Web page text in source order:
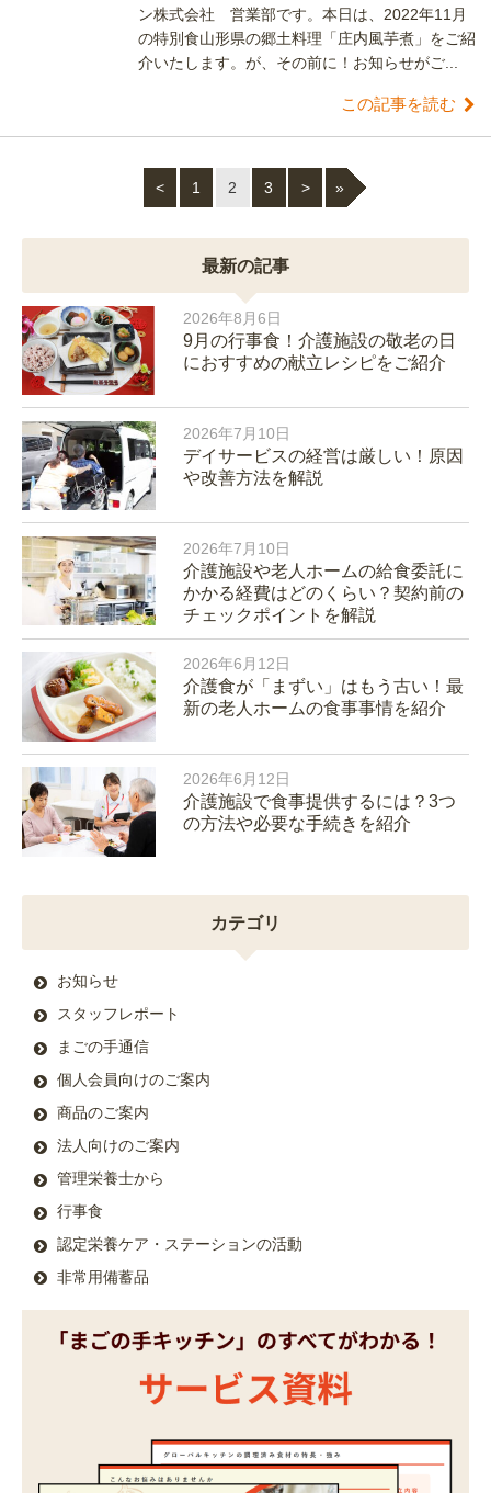
ン株式会社 営業部です。本日は、2022年11月
の特別食山形県の郷土料理「庄内風芋煮」をご紹
介いたします。が、その前に！お知らせがご...
この記事を読む
< 1 2 3 > »
最新の記事
2026年8月6日
9月の行事食！介護施設の敬老の日
におすすめの献立レシピをご紹介
2026年7月10日
デイサービスの経営は厳しい！原因
や改善方法を解説
2026年7月10日
介護施設や老人ホームの給食委託に
かかる経費はどのくらい？契約前の
チェックポイントを解説
2026年6月12日
介護食が「まずい」はもう古い！最
新の老人ホームの食事事情を紹介
2026年6月12日
介護施設で食事提供するには？3つ
の方法や必要な手続きを紹介
カテゴリ
お知らせ
スタッフレポート
まごの手通信
個人会員向けのご案内
商品のご案内
法人向けのご案内
管理栄養士から
行事食
認定栄養ケア・ステーションの活動
非常用備蓄品